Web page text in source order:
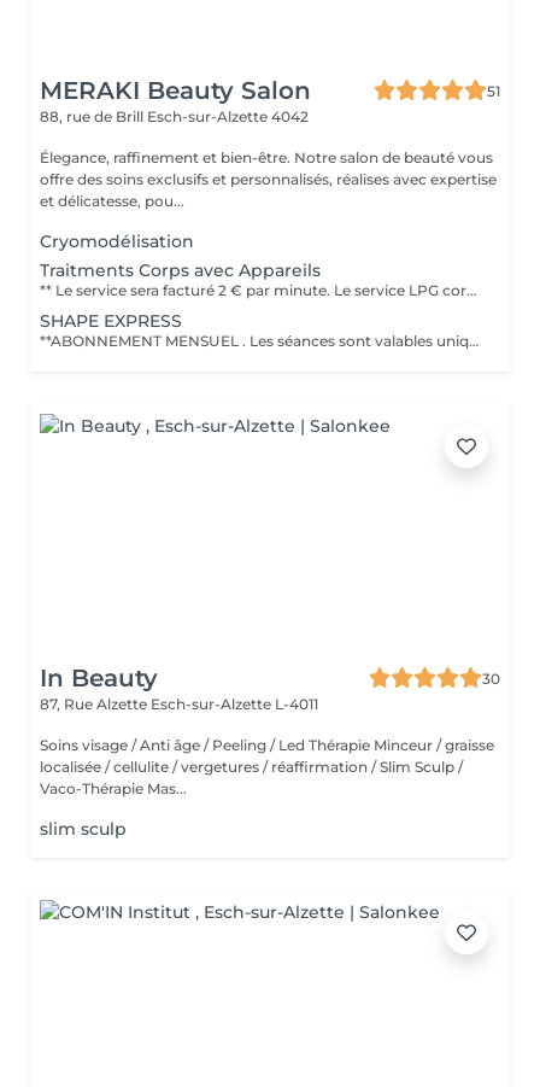
MERAKI Beauty Salon
51
88, rue de Brill Esch-sur-Alzette 4042
Élegance, raffinement et bien-être. Notre salon de beauté vous
offre des soins exclusifs et personnalisés, réalises avec expertise
et délicatesse, pou...
Cryomodélisation
Traitments Corps avec Appareils
** Le service sera facturé 2 € par minute. Le service LPG corps est une technologie non invasive qui utilise un massage mécanique pour stimuler les tissus profonds afin de réduire la cellulite, affiner la silhouette, déstocker les graisses localisées et raffermir la peau. Cette technique est souvent décrite comme agréable et naturelle, avec des résultats visibles comme une peau plus lisse et un corps plus léger, grâce au remodelage corporel et au drainage. Objectifs du traitement LPG corps Réduire la cellulite : Il aide à atténuer l'aspect de la cellulite, qu'elle soit adipeuse, aqueuse ou fibreuse. Déstocker les graisses : Il stimule le déstockage des graisses localisées qui résistent aux régimes et à l'exercice, comme le mentionne le traitement Lipomassage du {LPG Group}. Raffermir la peau : Le soin raffermit la peau et améliore sa fermeté, notamment sur des zones comme le double menton. Drainer et détoxifier : Il favorise les échanges circulatoires et procure un effet détoxinant, ce qui permet de retrouver une sensation de légèreté. Déroulement et fréquence Séance type : La durée d'une séance est généralement de 35 à 40 minutes, selon le protocole. Protocoles courants : Il est conseillé de commencer par 2 séances par semaine pour les premières séances afin d'obtenir des résultats plus rapides, puis de réduire la fréquence en fonction de vos besoins et de votre budget. Adaptabilité : Le soin peut être adapté à vos besoins spécifiques, qu'il s'agisse de minceur, de raffermissement ou de drainage.
SHAPE EXPRESS
**ABONNEMENT MENSUEL . Les séances sont valables uniquement pendant le mois en cours et ne peuvent pas être reportées ou cumulées sur le mois suivant. PROGRAMME CORPS REMODELANT - ANTI CELLULITE & RAFFERMISSANT INCLUS * 2 séances corporelles par semaine (30 minutes chacune) * 6 Seances par mois Techniques utilisées: - LPG : stimule la circulation et aide à déstocker les graisses - Drainage lymphatique : favorise l'élimination des toxines et réduit la rétention d'eau - Detox corporel : aide purifier l'organisme et affiner la silhouette - HIFU (1 Zone incluse) : Technologie avancée pour raffermir et tonifier la peau en profondeur
In Beauty
30
87, Rue Alzette Esch-sur-Alzette L-4011
Soins visage / Anti âge / Peeling / Led Thérapie Minceur / graisse
localisée / cellulite / vergetures / réaffirmation / Slim Sculp /
Vaco-Thérapie Mas...
slim sculp